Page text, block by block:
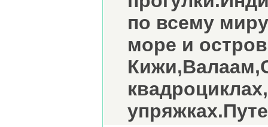
по всему
море и